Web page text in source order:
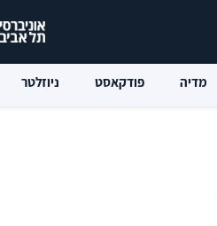
מדיה פודקאסט ניוזלטר